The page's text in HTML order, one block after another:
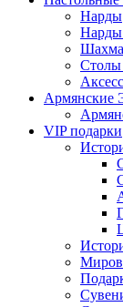
Нарды
Столы
Армянские
VIP подарки